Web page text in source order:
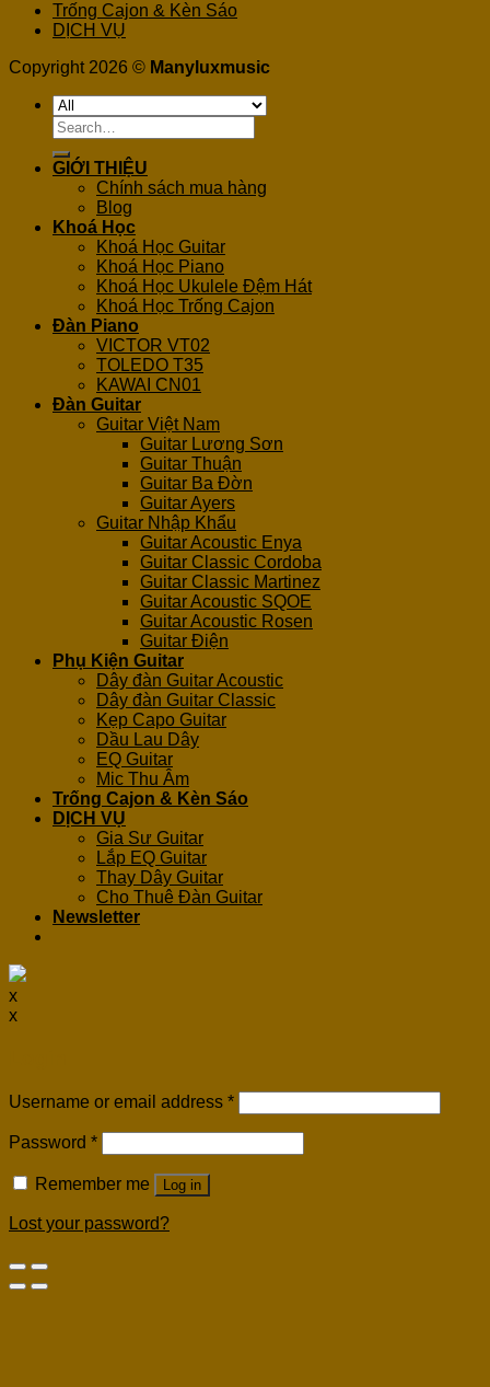
Trống Cajon & Kèn Sáo
DỊCH VỤ
Copyright 2026 © Manyluxmusic
Search
for:
GIỚI THIỆU
Chính sách mua hàng
Blog
Khoá Học
Khoá Học Guitar
Khoá Học Piano
Khoá Học Ukulele Đệm Hát
Khoá Học Trống Cajon
Đàn Piano
VICTOR VT02
TOLEDO T35
KAWAI CN01
Đàn Guitar
Guitar Việt Nam
Guitar Lương Sơn
Guitar Thuận
Guitar Ba Đờn
Guitar Ayers
Guitar Nhập Khẩu
Guitar Acoustic Enya
Guitar Classic Cordoba
Guitar Classic Martinez
Guitar Acoustic SQOE
Guitar Acoustic Rosen
Guitar Điện
Phụ Kiện Guitar
Dây đàn Guitar Acoustic
Dây đàn Guitar Classic
Kẹp Capo Guitar
Dầu Lau Dây
EQ Guitar
Mic Thu Âm
Trống Cajon & Kèn Sáo
DỊCH VỤ
Gia Sư Guitar
Lắp EQ Guitar
Thay Dây Guitar
Cho Thuê Đàn Guitar
Newsletter
x
x
Username or email address *
Password *
Remember me Log in
Lost your password?